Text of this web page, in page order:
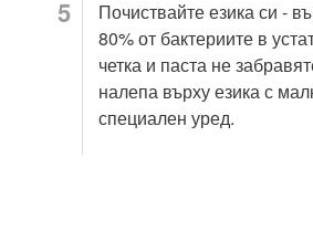
Почиствайте езика си -
80% от бактериите в
четка и паста не
налепа върху езика с
специален уред.